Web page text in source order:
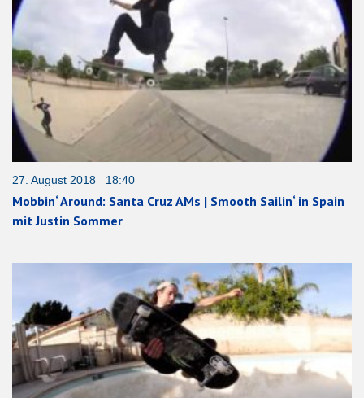
27. August 2018 18:40
Mobbin‘ Around: Santa Cruz AMs | Smooth Sailin‘ in Spain
mit Justin Sommer